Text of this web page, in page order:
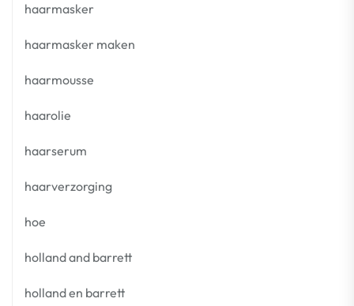
haarmasker
haarmasker maken
haarmousse
haarolie
haarserum
haarverzorging
hoe
holland and barrett
holland en barrett